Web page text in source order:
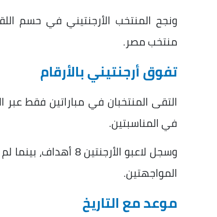
منتخب مصر.
تفوق أرجنتيني بالأرقام
التقى المنتخبان في مباراتين فقط عبر
في المناسبتين.
وسجل لاعبو
المواجهتين.
موعد مع التاريخ